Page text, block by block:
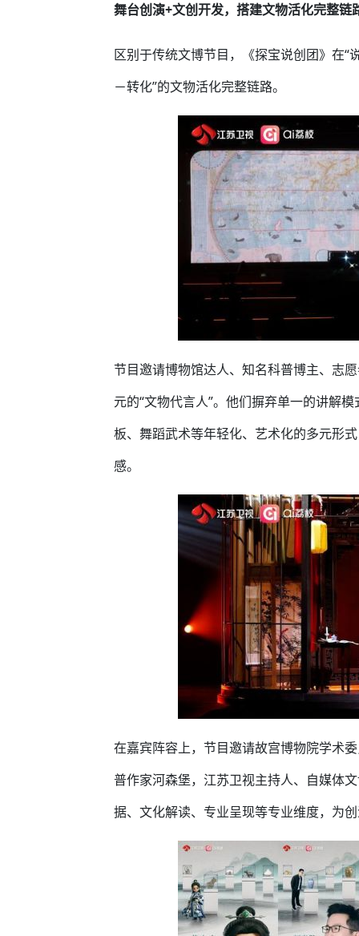
舞台创演+文创开发，搭建文物活化完整链
区别于传统文博节目，《探宝说创团》在“
－转化”的文物活化完整链路。
节目邀请博物馆达人、知名科普博主、志
元的“文物代言人”。他们摒弃单一的讲解
板、舞蹈武术等年轻化、艺术化的多元形
感。
在嘉宾阵容上，节目邀请故宫博物院学术
普作家河森堡，江苏卫视主持人、自媒体
据、文化解读、专业呈现等专业维度，为